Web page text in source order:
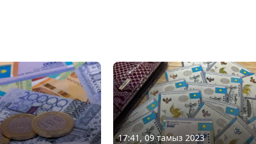
17:41, 09 тамыз 2023